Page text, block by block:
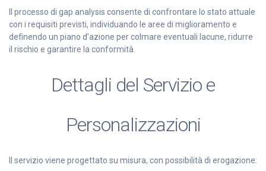
Il processo di gap analysis consente di confrontare lo stato attuale
con i requisiti previsti, individuando le aree di miglioramento e
definendo un piano d’azione per colmare eventuali lacune, ridurre
il rischio e garantire la conformità.
Dettagli del Servizio e
Personalizzazioni
Il servizio viene progettato su misura, con possibilità di erogazione: